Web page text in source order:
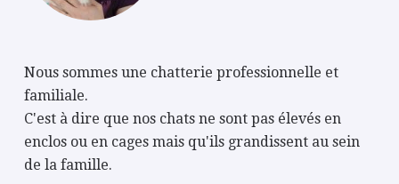
Nous sommes une chatterie professionnelle et
familiale.
C'est à dire que nos chats ne sont pas élevés en
enclos ou en cages mais qu'ils grandissent au sein
de la famille.